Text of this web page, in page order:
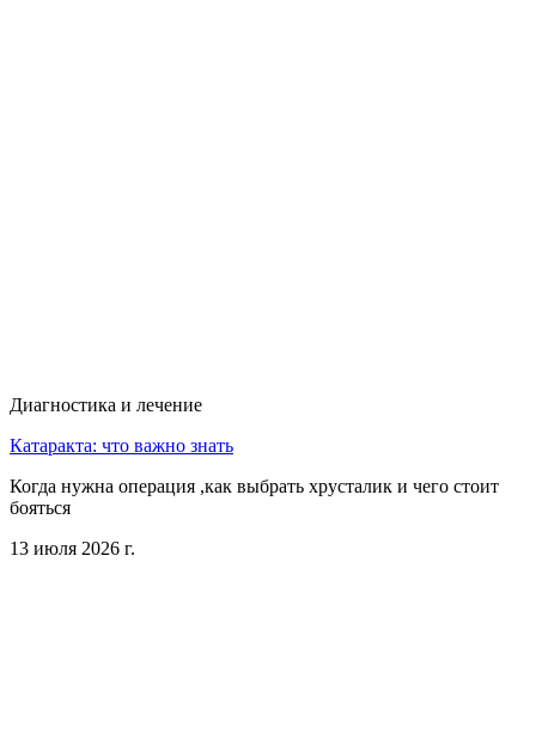
Диагностика и лечение
Катаракта: что важно знать
Когда нужна операция ,как выбрать хрусталик и чего стоит
бояться
13 июля 2026 г.